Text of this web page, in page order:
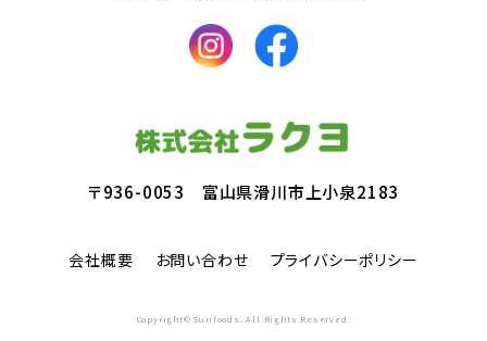
〒936-0053 富山県滑川市上小泉2183
会社概要 お問い合わせ プライバシーポリシー
Copyright© Sunfoods. All Rights Reserved.